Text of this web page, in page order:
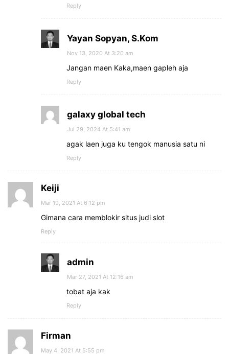
Reply
Yayan Sopyan, S.Kom
Nov 13, 2020 At 3:20 am
Jangan maen Kaka,maen gapleh aja
Reply
galaxy global tech
Jul 29, 2024 At 5:41 am
agak laen juga ku tengok manusia satu ni
Reply
Keiji
Mar 19, 2021 At 6:12 pm
Gimana cara memblokir situs judi slot
Reply
admin
Mar 27, 2021 At 12:16 am
tobat aja kak
Reply
Firman
May 4, 2021 At 5:55 pm